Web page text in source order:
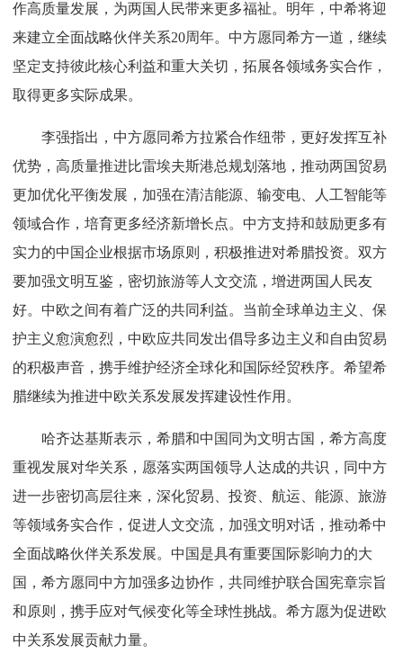
作高质量发展，为两国人民带来更多福祉。明年，中希将迎
来建立全面战略伙伴关系20周年。中方愿同希方一道，继续
坚定支持彼此核心利益和重大关切，拓展各领域务实合作，
取得更多实际成果。
李强指出，中方愿同希方拉紧合作纽带，更好发挥互补
优势，高质量推进比雷埃夫斯港总规划落地，推动两国贸易
更加优化平衡发展，加强在清洁能源、输变电、人工智能等
领域合作，培育更多经济新增长点。中方支持和鼓励更多有
实力的中国企业根据市场原则，积极推进对希腊投资。双方
要加强文明互鉴，密切旅游等人文交流，增进两国人民友
好。中欧之间有着广泛的共同利益。当前全球单边主义、保
护主义愈演愈烈，中欧应共同发出倡导多边主义和自由贸易
的积极声音，携手维护经济全球化和国际经贸秩序。希望希
腊继续为推进中欧关系发展发挥建设性作用。
哈齐达基斯表示，希腊和中国同为文明古国，希方高度
重视发展对华关系，愿落实两国领导人达成的共识，同中方
进一步密切高层往来，深化贸易、投资、航运、能源、旅游
等领域务实合作，促进人文交流，加强文明对话，推动希中
全面战略伙伴关系发展。中国是具有重要国际影响力的大
国，希方愿同中方加强多边协作，共同维护联合国宪章宗旨
和原则，携手应对气候变化等全球性挑战。希方愿为促进欧
中关系发展贡献力量。